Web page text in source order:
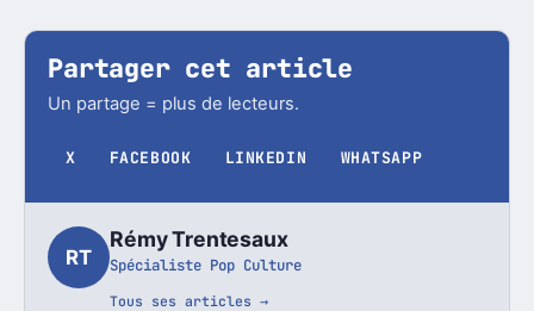
Partager cet article
Un partage = plus de lecteurs.
X FACEBOOK LINKEDIN WHATSAPP
RT
Rémy Trentesaux
Spécialiste Pop Culture
Tous ses articles →